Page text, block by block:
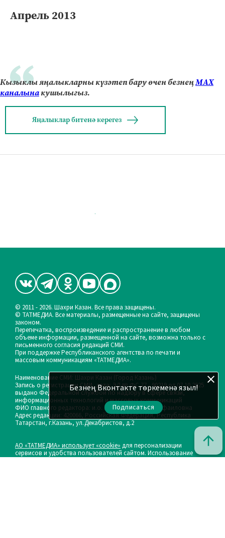
Апрель 2013
Кызыклы яңалыкларны күзәтеп бару өчен безнеңМАХ
каналынакушылыгыз.
Яңалыклар битенә керегез
Безнең Вконтакте төркеменә языл!
Подписаться
© 2011 - 2026. Шахри Казан. Все права защищены.
© ТАТМЕДИА. Все материалы, размещенные на сайте, защищены
законом.
Перепечатка, воспроизведение и распространение в любом
объеме информации, размещенной на сайте, возможна только с
письменного согласия редакций СМИ.
При поддержке Республиканского агентства по печати и
массовым коммуникациям «ТАТМЕДИА».
Наименование СМИ: Шахри Казан (Город Казань)
Запись о регистрации СМИ, дата: ЭЛ № ФС 77 - 90219 от 07.10.2025
выдано Федеральной службой по надзору в сфере связи,
информационных технологий и массовых коммуникаций
ФИО главного редактора: и.о. Васильева Эльза Рафаиловна
Адрес редакции: 420066, Российская Федерация, Республика
Татарстан, г.Казань, ул.Декабристов, д.2
АО «ТАТМЕДИА» использует «cookie» для персонализации
сервисов и удобства пользователей сайтом. Использование